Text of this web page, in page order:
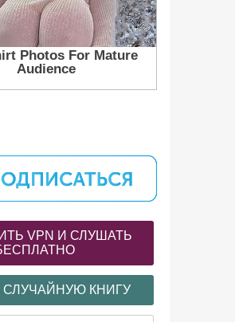
VPN И СЛУШАТЬ
СЛУЧАЙНУЮ КНИГУ